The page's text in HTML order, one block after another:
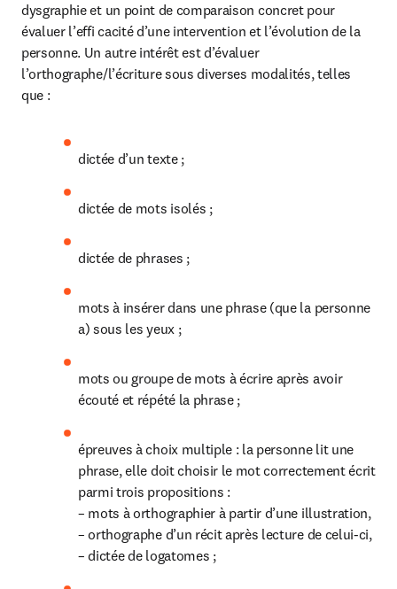
dysgraphie et un point de comparaison concret pour
évaluer l’effi cacité d’une intervention et l’évolution de la
personne. Un autre intérêt est d’évaluer
l’orthographe/l’écriture sous diverses modalités, telles
que :
dictée d’un texte ;
dictée de mots isolés ;
dictée de phrases ;
mots à insérer dans une phrase (que la personne
a) sous les yeux ;
mots ou groupe de mots à écrire après avoir
écouté et répété la phrase ;
épreuves à choix multiple : la personne lit une
phrase, elle doit choisir le mot correctement écrit
parmi trois propositions :
– mots à orthographier à partir d’une illustration,
– orthographe d’un récit après lecture de celui-ci,
– dictée de logatomes ;